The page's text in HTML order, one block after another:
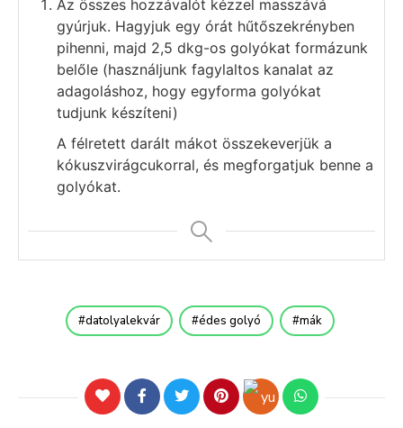
Az összes hozzávalót kézzel masszává
gyúrjuk. Hagyjuk egy órát hűtőszekrényben
pihenni, majd 2,5 dkg-os golyókat formázunk
belőle (használjunk fagylaltos kanalat az
adagoláshoz, hogy egyforma golyókat
tudjunk készíteni)
A félretett darált mákot összekeverjük a
kókuszvirágcukorral, és megforgatjuk benne a
golyókat.
datolyalekvár édes golyó mák